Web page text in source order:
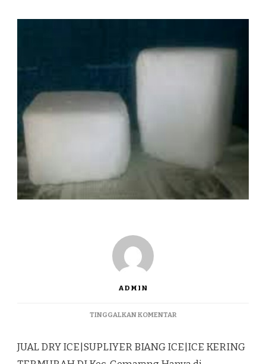
ADMIN
TINGGALKAN KOMENTARPADA
ICE|SUPLIYER
BIANG
JUAL DRY ICE|SUPLIYER BIANG ICE|ICE KERING